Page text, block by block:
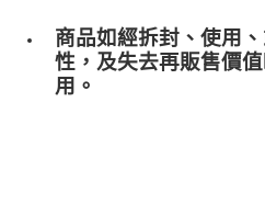
商品如經拆封、使用
性，及失去再販售價
用。